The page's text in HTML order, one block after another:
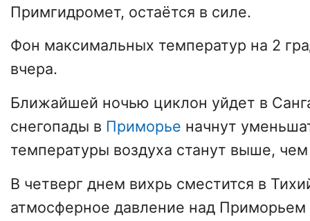
Примгидромет, остаётся в силе.
Фон максимальных температур на 2
вчера.
Ближайшей ночью циклон уйдет в
снегопады в Приморье начнут
температуры воздуха станут выше,
В четверг днем вихрь сместится в
атмосферное давление над Приморьем